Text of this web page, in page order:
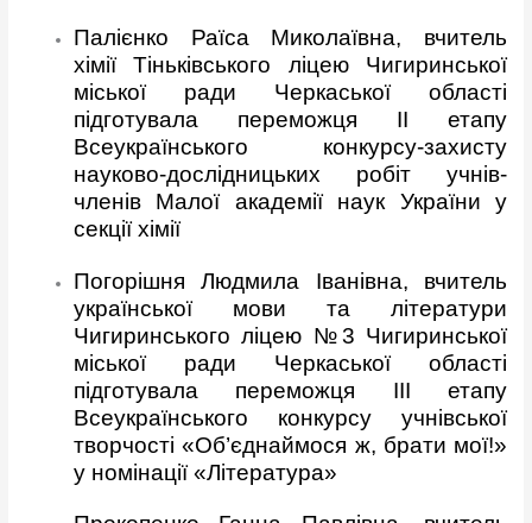
Палієнко Раїса Миколаївна, вчитель
хімії Тіньківського ліцею Чигиринської
міської ради Черкаської області
підготувала переможця ІІ етапу
Всеукраїнського конкурсу-захисту
науково-дослідницьких робіт учнів-
членів Малої академії наук України у
секції хімії
Погорішня Людмила Іванівна, вчитель
української мови та літератури
Чигиринського ліцею №3 Чигиринської
міської ради Черкаської області
підготувала переможця ІІІ етапу
Всеукраїнського конкурсу учнівської
творчості «Об’єднаймося ж, брати мої!»
у номінації «Література»